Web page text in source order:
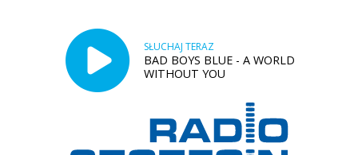
SŁUCHAJ TERAZ
BAD BOYS BLUE - A WORLD
WITHOUT YOU